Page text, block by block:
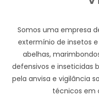
Somos uma empresa
extermínio de insetos
abelhas,
defensivos e inseticidas
pela anvisa e vigilância
técnicos em